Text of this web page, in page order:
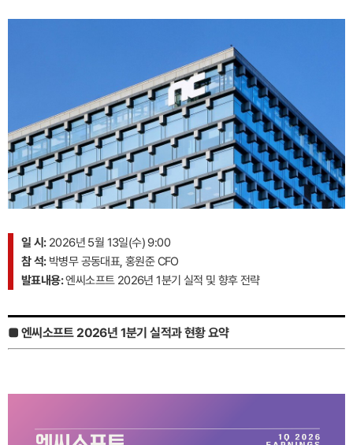
일 시:2026년 5월 13일(수) 9:00
참 석:박병무 공동대표, 홍원준 CFO
발표내용:엔씨소프트 2026년 1분기 실적 및 향후 전략
■ 엔씨소프트 2026년 1분기 실적과 현황 요약